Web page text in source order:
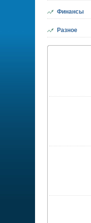
Финансы
Разное